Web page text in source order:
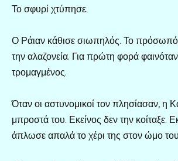
Το σφυρί χτύπησε.
Ο Ράιαν κάθισε σιωπηλός. Το πρόσωπό
την αλαζονεία. Για πρώτη φορά
τρομαγμένος.
Όταν οι αστυνομικοί τον πλησίασαν, η
μπροστά του. Εκείνος δεν την κοίταξε.
άπλωσε απαλά το χέρι της στον ώμο